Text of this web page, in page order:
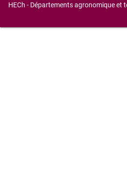
HECh - Départements agronomique et